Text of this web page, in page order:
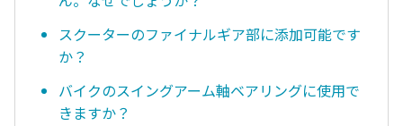
スクーターのファイナルギア部に添加可能です
か？
バイクのスイングアーム軸ベアリングに使用で
きますか？